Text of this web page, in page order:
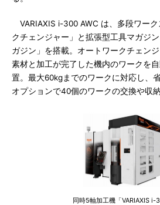
VARIAXIS i-300 AWC は、多段ワー
クチェンジャー」と拡張型工具マガジ
ガジン」を搭載。オートワークチェン
素材と加工が完了した機内のワークを
置。最大60kgまでのワークに対応し、
オプションで40個のワークの交換や収納
同時5軸加工機「VARIAXIS i-